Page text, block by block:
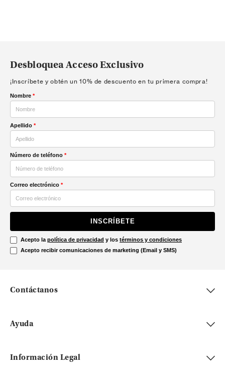
Desbloquea Acceso Exclusivo
¡Inscríbete y obtén un 10% de descuento en tu primera compra!
Nombre *
Apellido *
Número de teléfono *
Correo electrónico *
INSCRÍBETE
Acepto la política de privacidad y los términos y condiciones
Acepto recibir comunicaciones de marketing (Email y SMS)
Contáctanos
Ayuda
Información Legal